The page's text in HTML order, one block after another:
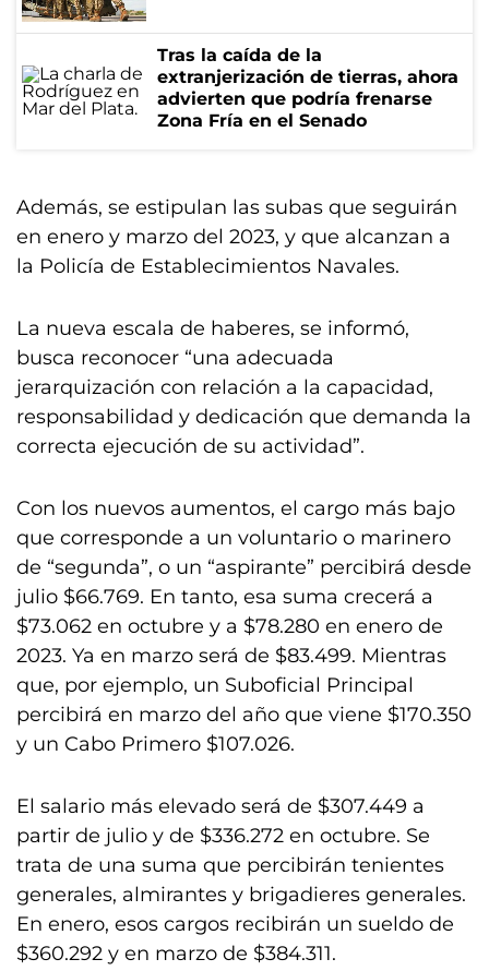
Tras la caída de la
extranjerización de tierras, ahora
advierten que podría frenarse
Zona Fría en el Senado
Además, se estipulan las subas que seguirán
en enero y marzo del 2023, y que alcanzan a
la Policía de Establecimientos Navales.
La nueva escala de haberes, se informó,
busca reconocer “una adecuada
jerarquización con relación a la capacidad,
responsabilidad y dedicación que demanda la
correcta ejecución de su actividad”.
Con los nuevos aumentos, el cargo más bajo
que corresponde a un voluntario o marinero
de “segunda”, o un “aspirante” percibirá desde
julio $66.769. En tanto, esa suma crecerá a
$73.062 en octubre y a $78.280 en enero de
2023. Ya en marzo será de $83.499. Mientras
que, por ejemplo, un Suboficial Principal
percibirá en marzo del año que viene $170.350
y un Cabo Primero $107.026.
El salario más elevado será de $307.449 a
partir de julio y de $336.272 en octubre. Se
trata de una suma que percibirán tenientes
generales, almirantes y brigadieres generales.
En enero, esos cargos recibirán un sueldo de
$360.292 y en marzo de $384.311.